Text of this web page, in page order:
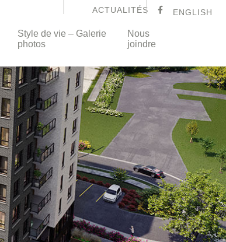
ACTUALITÉS ENGLISH
Style de vie – Galerie
photos
Nous
joindre